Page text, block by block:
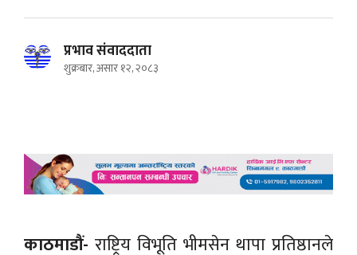
प्रभाव संवाददाता
शुक्रबार, असार १२, २०८३
काठमाडौं- राष्ट्रिय विभूति भीमसेन थापा प्रतिष्ठानले